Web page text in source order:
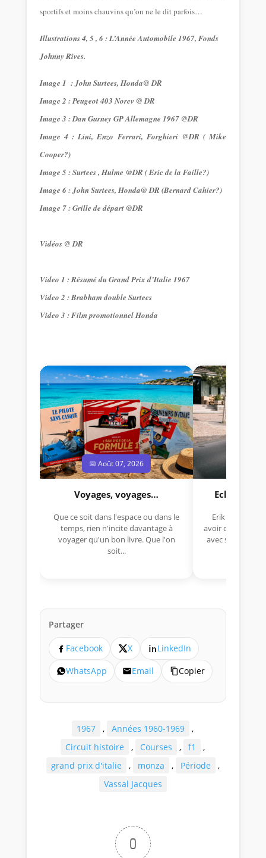
sportifs et moins chauvins qu’on ne le dit parfois…
Illustrations 4, 5 , 6 : L’Année Automobile 1967, Fonds
Johnny Rives.
Image 1 :John Surtees, Honda@ DR
Image 2 : Peugeot 403 Norev @ DR
Image 3 : Dan Gurney GP Allemagne 1967 @DR
Image 4 : Lini, Enzo Ferrari, Forghieri @DR ( Mike
Cooper?)
Image 5 : Surtees , Hulme @DR ( Eric de la Faille?)
Image 6 :John Surtees, Honda@ DR (Bernard Cahier?)
Image 7 : Grille de départ @DR
Vidéos @ DR
Video 1 : Résumé du Grand Prix d’Italie 1967
Video 2 : Brabham double Surtees
Video 3 : Film promotionnel Honda
📅 Août 07, 2026
Voyages, voyages…
Que ce soit dans l'espace ou dans le
temps, rien n'incite davantage à
voyager qu'un bon livre. Que l'on
soit...
Eclectica
Erik Comas,
avoir déjà
avec sa Lancia
Partager
Facebook X
LinkedIn
WhatsApp
Email Copier
1967 , Années 1960-1969
,
Circuit histoire
, Courses , f1
,
grand prix d'italie
, monza , Période
,
Vassal Jacques
0